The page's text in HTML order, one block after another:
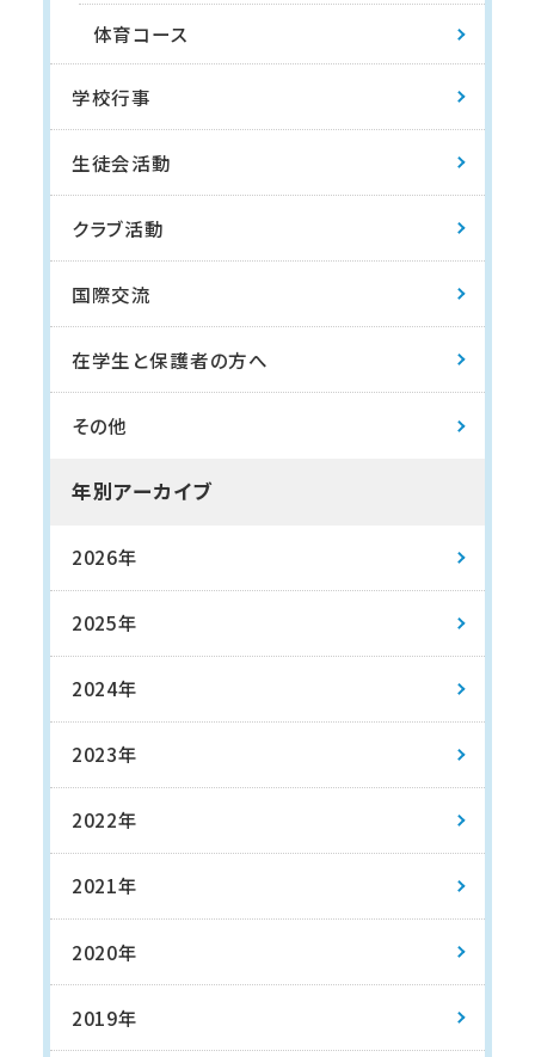
体育コース
学校行事
生徒会活動
クラブ活動
国際交流
在学生と保護者の方へ
その他
年別アーカイブ
2026年
2025年
2024年
2023年
2022年
2021年
2020年
2019年